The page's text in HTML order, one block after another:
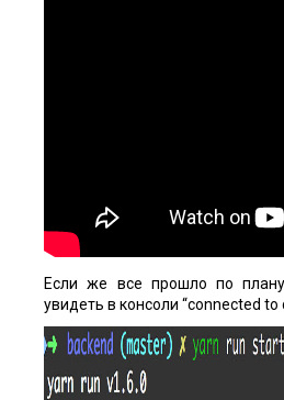
Если же все прошло по
увидеть в консоли “connected to